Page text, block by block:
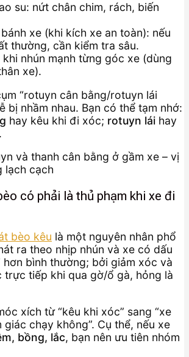
su: nứt chân chim, rách, biến
xe (khi kích xe an toàn): nếu
thường, cần kiểm tra sâu.
khi nhún mạnh từng góc xe (dùng
xe).
“rotuyn cân bằng/rotuyn lái
bị nhầm nhau. Bạn có thể tạm nhớ:
hay kêu khi đi xóc; rotuyn lái hay
có phải là thủ phạm khi xe đi
bèo kêu là một nguyên nhân phổ
ra theo nhịp nhún và xe có dấu
hơn bình thường; bởi giảm xóc và
trực tiếp khi qua gờ/ổ gà, hỏng là
xích từ “kêu khi xóc” sang “xe
chạy không”. Cụ thể, nếu xe
bồng, lắc, bạn nên ưu tiên nhóm